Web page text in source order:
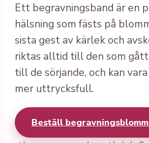
Ett begravningsband är en
hälsning som fästs på
sista gest av kärlek och
riktas alltid till den som
till de sörjande, och kan
mer uttrycksfull.
Beställ